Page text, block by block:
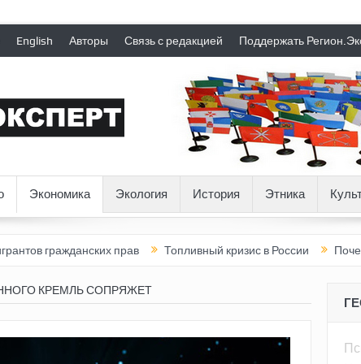
English Авторы Связь с редакцией Поддержать
Экономика Экология История Этника
прав Топливный кризис в России Почему
КРЕМЛЬ СОПРЯЖЕТ